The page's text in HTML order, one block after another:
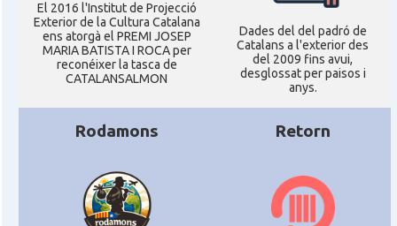
El 2016 l'Institut de Projecció
Exterior de la Cultura Catalana
ens atorgà el PREMI JOSEP
MARIA BATISTA I ROCA per
reconéixer la tasca de
CATALANSALMON
Dades del del padró de
Catalans a l'exterior des
del 2009 fins avui,
desglossat per paisos i
anys.
Rodamons Retorn